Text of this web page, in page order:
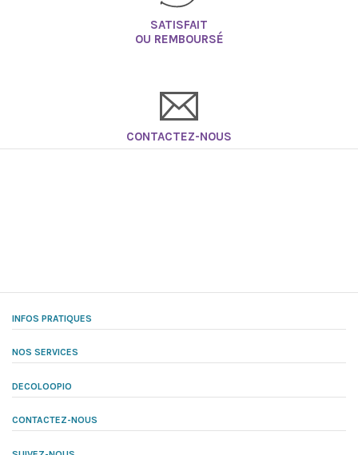
SATISFAIT
OU REMBOURSÉ
CONTACTEZ-NOUS
INFOS PRATIQUES
NOS SERVICES
DECOLOOPIO
CONTACTEZ-NOUS